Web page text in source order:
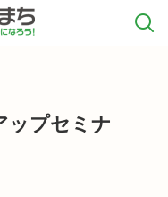
ップセミナ